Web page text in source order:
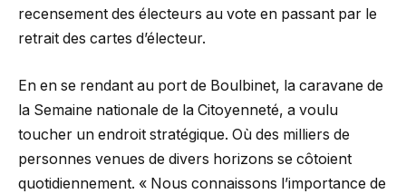
recensement des électeurs au vote en passant par le
retrait des cartes d’électeur.
En en se rendant au port de Boulbinet, la caravane de
la Semaine nationale de la Citoyenneté, a voulu
toucher un endroit stratégique. Où des milliers de
personnes venues de divers horizons se côtoient
quotidiennement. « Nous connaissons l’importance de